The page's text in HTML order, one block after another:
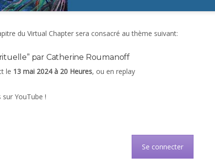
du Virtual Chapter sera consacré au thème suivant:
par Catherine Roumanoff
le 13 mai 2024 à 20 Heures, ou en replay
YouTube !
Se connecter